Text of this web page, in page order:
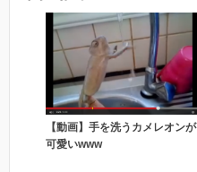
【動画】手を洗うカメレオンが
可愛いwww